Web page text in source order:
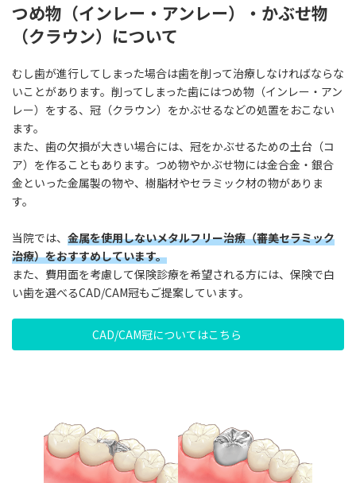
つめ物（インレー・アンレー）・かぶせ物
（クラウン）について
むし歯が進行してしまった場合は歯を削って治療しなければならな
いことがあります。削ってしまった歯にはつめ物（インレー・アン
レー）をする、冠（クラウン）をかぶせるなどの処置をおこない
ます。
また、歯の欠損が大きい場合には、冠をかぶせるための土台（コ
ア）を作ることもあります。つめ物やかぶせ物には金合金・銀合
金といった金属製の物や、樹脂材やセラミック材の物がありま
す。
当院では、 金属を使用しないメタルフリー治療（審美セラミック
治療）をおすすめしています。
また、費用面を考慮して保険診療を希望される方には、保険で白
い歯を選べるCAD/CAM冠もご提案しています。
CAD/CAM冠についてはこちら